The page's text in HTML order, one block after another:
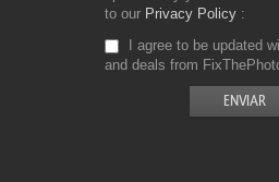
to our Privacy Policy
I agree to be updated
and deals from